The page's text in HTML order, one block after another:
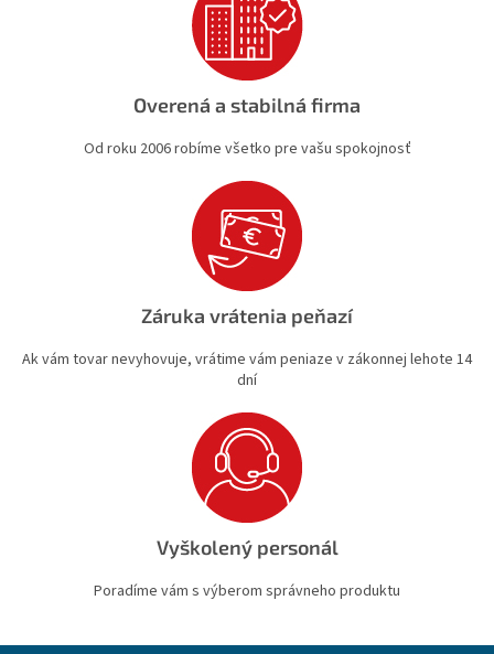
Overená a stabilná firma
Od roku 2006 robíme všetko pre vašu spokojnosť
Záruka vrátenia peňazí
Ak vám tovar nevyhovuje, vrátime vám peniaze v zákonnej lehote 14
dní
Vyškolený personál
Poradíme vám s výberom správneho produktu